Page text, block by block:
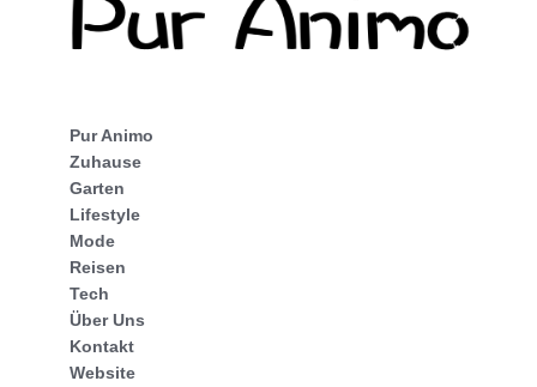
Pur Animo
Zuhause
Garten
Lifestyle
Mode
Reisen
Tech
Über Uns
Kontakt
Website